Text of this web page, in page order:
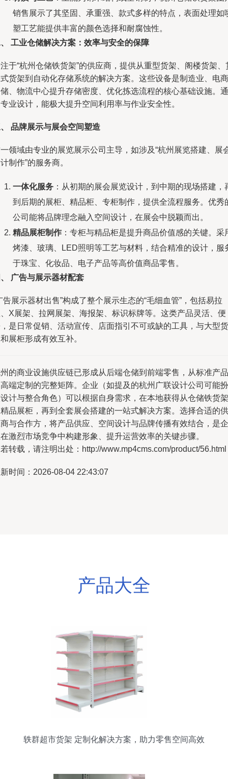
销售展示了其坚固、承重强、款式多样的特点，表面处理如
塑工艺能提供丰富的颜色选择和耐腐蚀性。
工业仓储解决方案：效率与安全的保障
于“杭州仓储铁货架”的供应商，提供从重型货架、阁楼货架、
货架到自动化存储系统的解决方案。这些设备是制造业、电商
、物流中心提升存储密度、优化拣选流程的核心基础设施。通
业设计，能极大提升空间利用率与作业安全性。
品牌展示与展会空间塑造
领域由专业的展览展示公司主导，如涉及“杭州展览搭建、展
制作”的服务商。
一体化服务 ：从初期的展会展览设计，到中期的现场搭建，
到后期的展柜、精品柜、专柜制作，提供全流程服务。优秀
公司能将品牌理念融入空间设计，在展会中脱颖而出。
精品展柜制作 ：专柜与精品柜是提升商品价值感的关键。采
烤漆、玻璃、LED照明等工艺与材料，结合精准的设计，服
于珠宝、化妆品、电子产品等高价值商品零售。
广告与展示器材配套
告展示器材出售”构成了整个展示生态的“毛细血管”，包括易拉
X展架、拉网展架、海报架、标识标牌等。这类产品灵活、便
是日常促销、活动宣传、店面指引不可或缺的工具，与大型货
展柜形成有效互补。
的商业设施供应链已形成从后端仓储到前端零售，从标准产品
端定制的完整矩阵。企业（如提及的杭州广联设计公司可能扮
计与整合角色）可以根据自身需求，在本地获得从仓储铁货架
品展柜，再到全套展会搭建的一站式解决方案。选择合适的供
与合作方，将产品供应、空间设计与品牌传播有效结合，是企
激烈市场竞争中构建形象、提升运营效率的关键步骤。
转载，请注明出处：http://www.mp4cms.com/product/56.html
时间：2026-08-04 22:43:07
产品大全
轶群超市货架 定制化解决方案，助力零售空间高效